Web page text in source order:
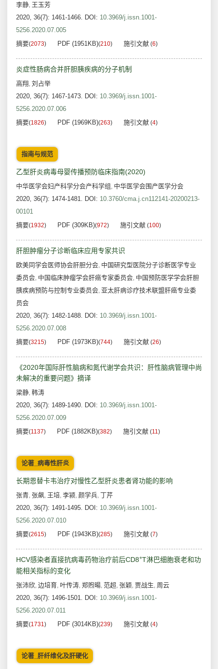
李静, 王玉芳
2020, 36(7): 1461-1466. DOI: 10.3969/j.issn.1001-
5256.2020.07.005
摘要(2073) PDF (1951KB)(210) 施引文献 (6)
炎症性肠病合并肝胆胰疾病的分子机制
高翔, 刘占举
2020, 36(7): 1467-1473. DOI: 10.3969/j.issn.1001-
5256.2020.07.006
摘要(1826) PDF (1969KB)(263) 施引文献 (4)
指南与规范
乙型肝炎病毒母婴传播预防临床指南(2020)
中华医学会妇产科学分会产科学组 , 中华医学会围产医学分会
2020, 36(7): 1474-1481. DOI: 10.3760/cma.j.cn112141-20200213-
00101
摘要(1932) PDF (309KB)(972) 施引文献 (100)
肝胆肿瘤分子诊断临床应用专家共识
欧美同学会医师协会肝胆分会, 中国研究型医院分子诊断医学专业
委员会, 中国临床肿瘤学会肝癌专家委员会, 中国预防医学学会肝胆
胰疾病预防与控制专业委员会, 亚太肝病诊疗技术联盟肝癌专业委
员会
2020, 36(7): 1482-1488. DOI: 10.3969/j.issn.1001-
5256.2020.07.008
摘要(3215) PDF (1973KB)(744) 施引文献 (26)
《2020年国际肝性脑病和氮代谢学会共识：肝性脑病管理中尚
未解决的重要问题》摘译
梁静, 韩涛
2020, 36(7): 1489-1490. DOI: 10.3969/j.issn.1001-
5256.2020.07.009
摘要(1137) PDF (1882KB)(382) 施引文献 (11)
论著_病毒性肝炎
长期恩替卡韦治疗对慢性乙型肝炎患者肾功能的影响
张青, 张飙, 王培, 李颍, 颜学兵, 丁芹
2020, 36(7): 1491-1495. DOI: 10.3969/j.issn.1001-
5256.2020.07.010
摘要(2615) PDF (1943KB)(285) 施引文献 (7)
HCV感染者直接抗病毒药物治疗前后CD8+T淋巴细胞衰老和功
能相关指标的变化
张沛欣, 边培育, 叶传涛, 郑煦暘, 范超, 张颖, 贾战生, 周云
2020, 36(7): 1496-1501. DOI: 10.3969/j.issn.1001-
5256.2020.07.011
摘要(1731) PDF (3014KB)(239) 施引文献 (4)
论著_肝纤维化及肝硬化